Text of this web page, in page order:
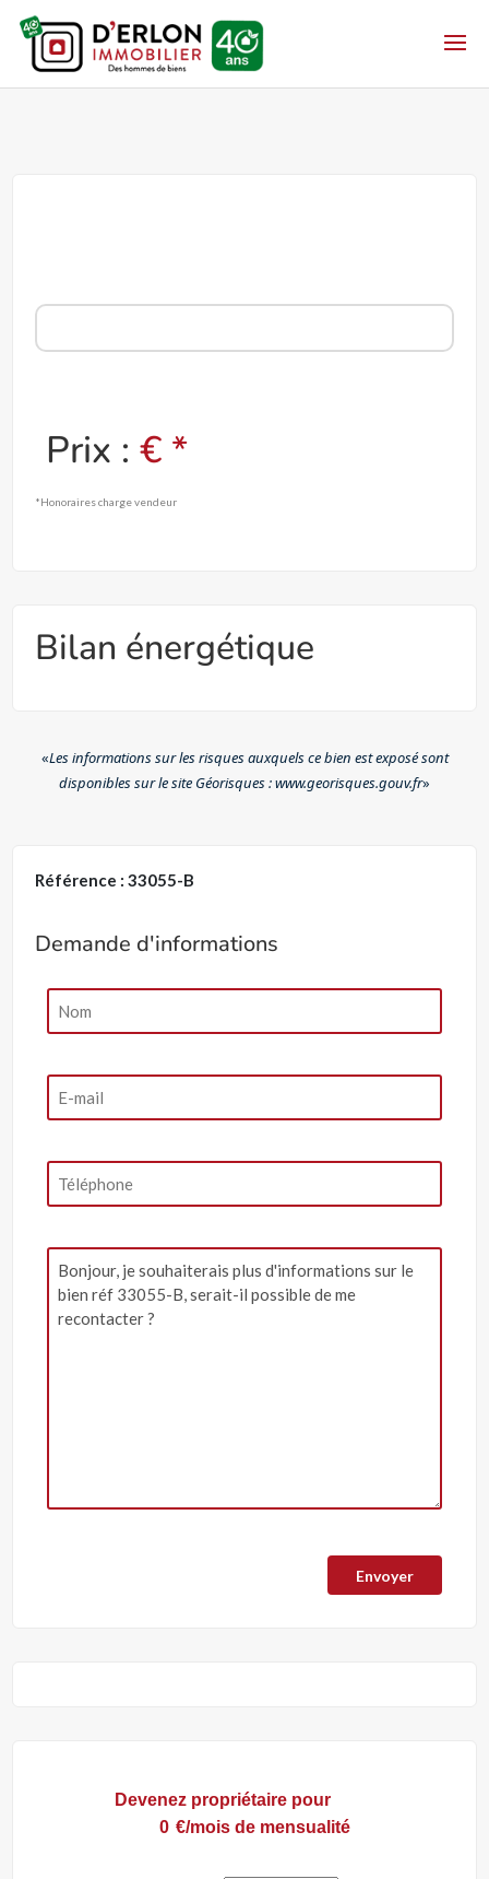
Prix :€ *
*Honoraires charge vendeur
Bilan énergétique
«Les informations sur les risques auxquels ce bien est exposé sont
disponibles sur le site Géorisques : www.georisques.gouv.fr»
Référence : 33055-B
Demande d'informations